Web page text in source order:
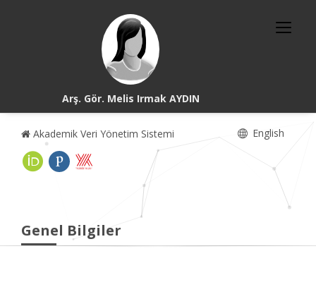
Arş. Gör. Melis Irmak AYDIN
Akademik Veri Yönetim Sistemi English
Genel Bilgiler